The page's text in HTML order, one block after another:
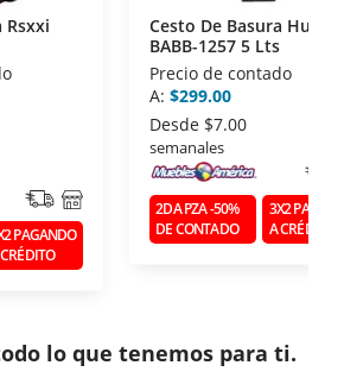
Rsxxi
PAGANDO
Cesto De Basura Hut
BABB-1257 5 Lts
Precio de contado
A: $299.00
Desde $7.00
semanales
2DA PZA -50%
DE CONTADO
3X2
A CRÉDITO
lo que tenemos para ti.